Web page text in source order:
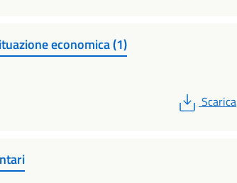
economica (1)
PDF
Scarica